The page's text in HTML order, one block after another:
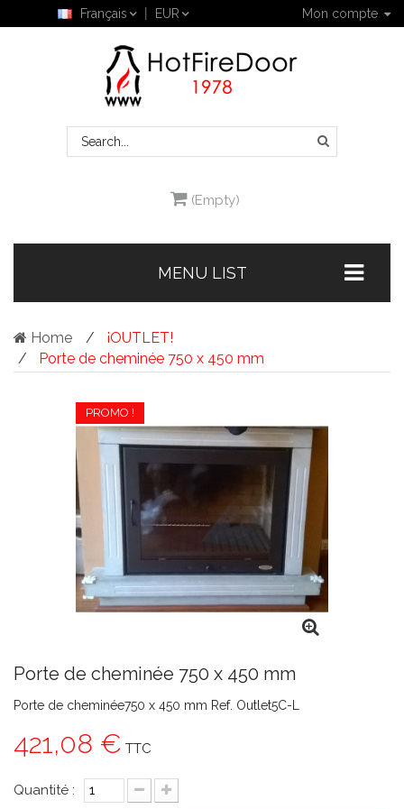
Mon compte
Français EUR
(Empty)
MENU LIST
Home
¡OUTLET!
Porte de cheminée 750 x 450 mm
PROMO !
Porte de cheminée 750 x 450 mm
Porte de cheminée750 x 450 mm Ref. Outlet5C-L
421,08 € TTC
Quantité :